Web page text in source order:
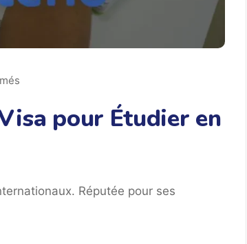
pour Étudier en
Réputée pour ses